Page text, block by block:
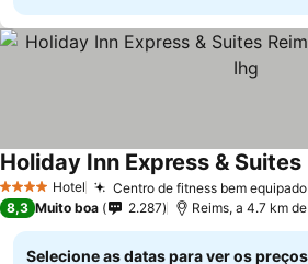
4 EstrelasHotel Centro de fitness bem equipado
8,3 Muito boa 2.287 Reims, a 4.7 km
Selecione as datas para ver os preços